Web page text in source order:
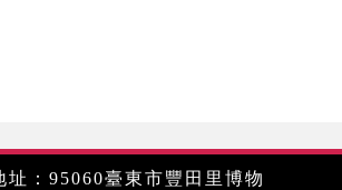
址：95060臺東市豐田里博物